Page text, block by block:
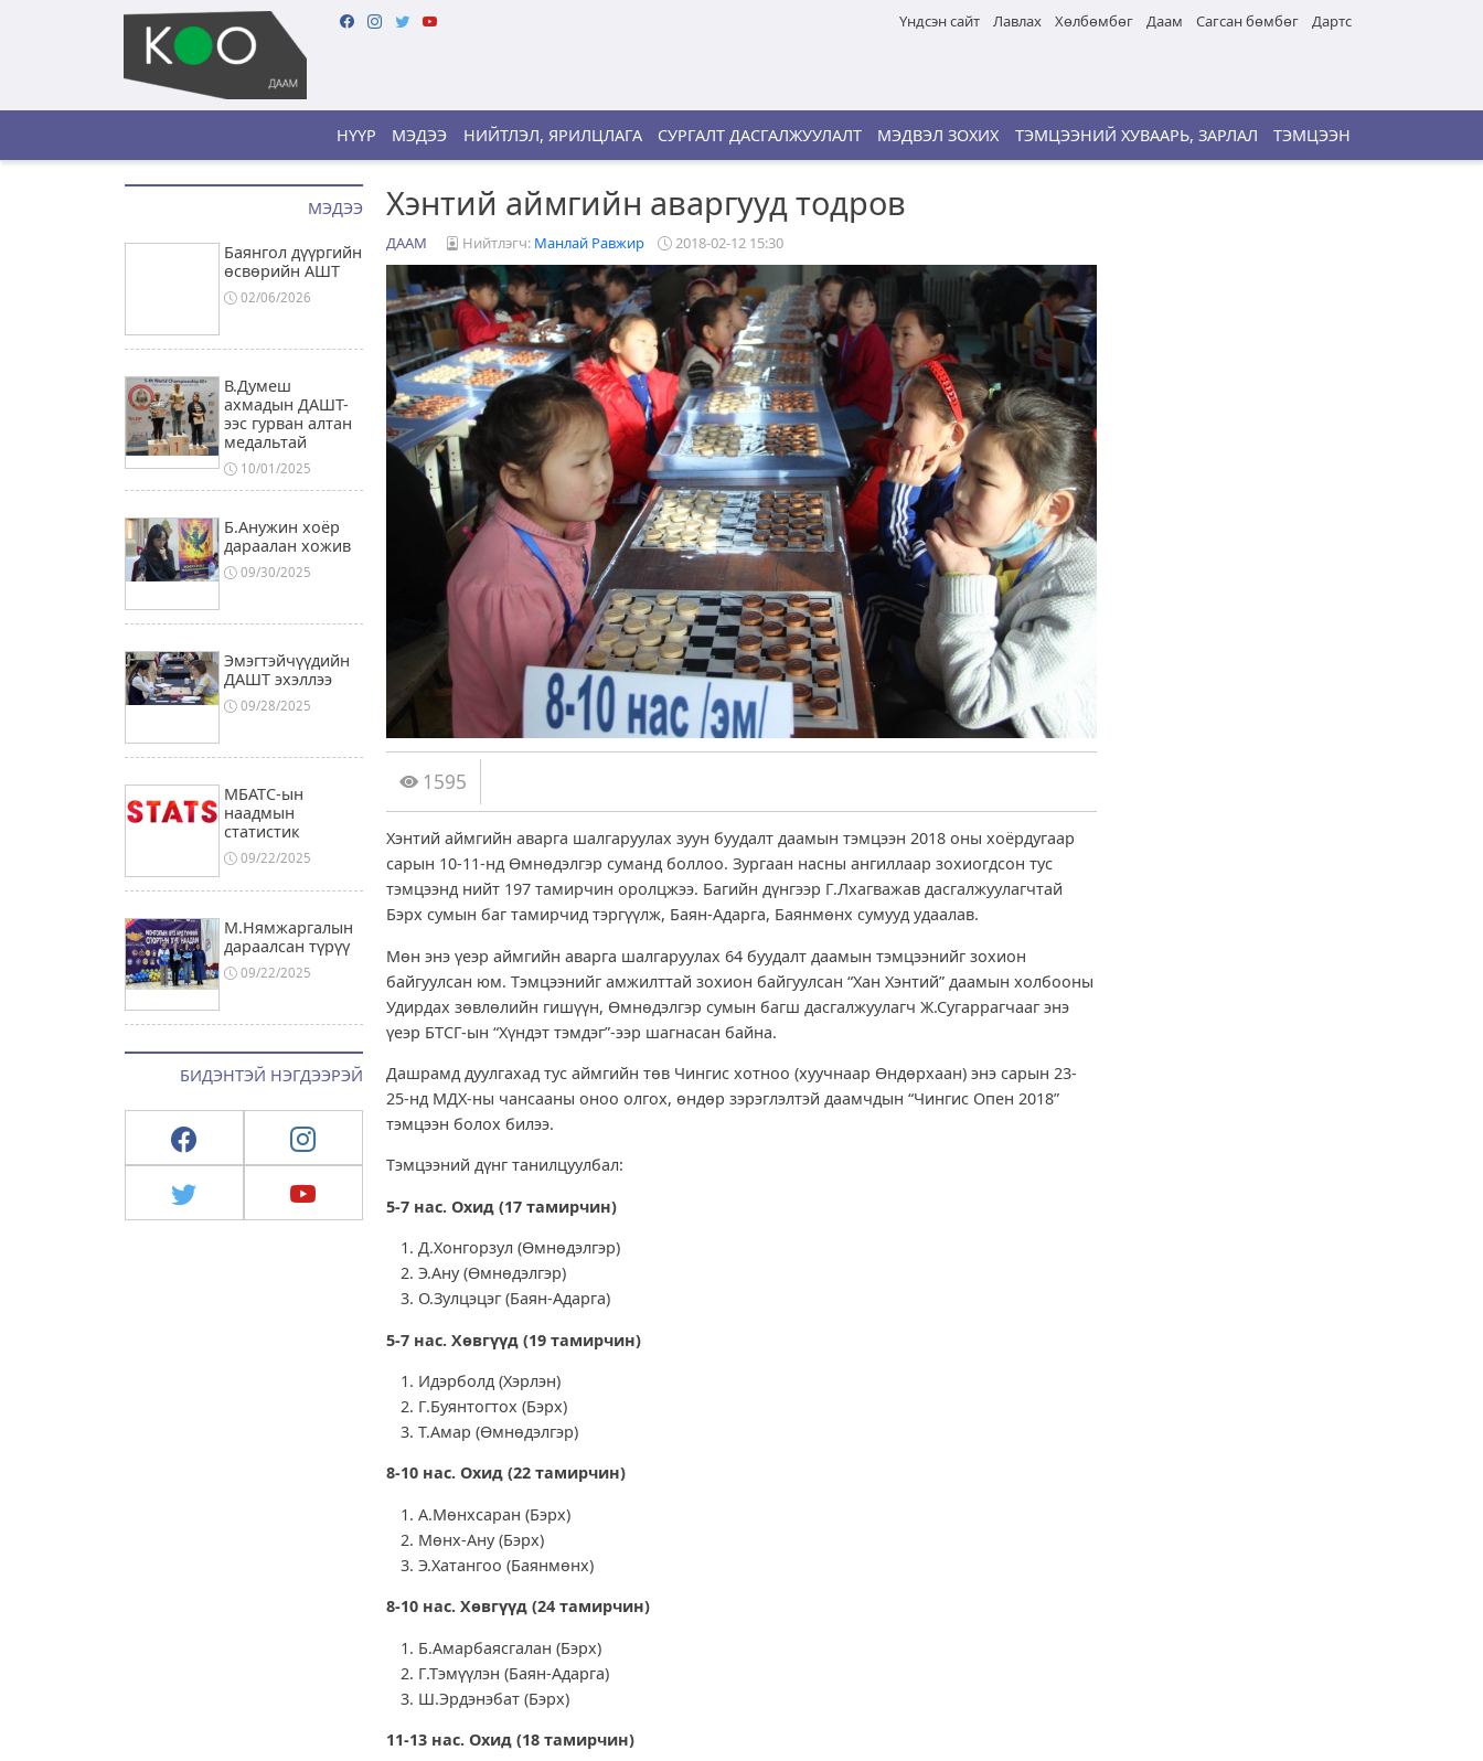
Үндсэн сайт Лавлах Хөлбөмбөг Даам Сагсан бөмбөг Дартс
НҮҮР МЭДЭЭ НИЙТЛЭЛ, ЯРИЛЦЛАГА СУРГАЛТ ДАСГАЛЖУУЛАЛТ МЭДВЭЛ ЗОХИХ ТЭМЦЭЭНИЙ ХУВААРЬ, ЗАРЛАЛ ТЭМЦЭЭН
МЭДЭЭ
Баянгол дүүргийн
өсвөрийн АШТ
02/06/2026
В.Думеш
ахмадын ДАШТ-
ээс гурван алтан
медальтай
10/01/2025
Б.Анужин хоёр
дараалан хожив
09/30/2025
Эмэгтэйчүүдийн
ДАШТ эхэллээ
09/28/2025
МБАТС-ын
наадмын
статистик
09/22/2025
М.Нямжаргалын
дараалсан түрүү
09/22/2025
БИДЭНТЭЙ НЭГДЭЭРЭЙ
Хэнтий аймгийн аваргууд тодров
ДААМ Нийтлэгч: Манлай Равжир 2018-02-12 15:30
1595
Хэнтий аймгийн аварга шалгаруулах зуун буудалт даамын тэмцээн 2018 оны хоёрдугаар
сарын 10-11-нд Өмнөдэлгэр суманд боллоо. Зургаан насны ангиллаар зохиогдсон тус
тэмцээнд нийт 197 тамирчин оролцжээ. Багийн дүнгээр Г.Лхагважав дасгалжуулагчтай
Бэрх сумын баг тамирчид тэргүүлж, Баян-Адарга, Баянмөнх сумууд удаалав.
Мөн энэ үеэр аймгийн аварга шалгаруулах 64 буудалт даамын тэмцээнийг зохион
байгуулсан юм. Тэмцээнийг амжилттай зохион байгуулсан “Хан Хэнтий” даамын холбооны
Удирдах зөвлөлийн гишүүн, Өмнөдэлгэр сумын багш дасгалжуулагч Ж.Сугаррагчааг энэ
үеэр БТСГ-ын “Хүндэт тэмдэг”-ээр шагнасан байна.
Дашрамд дуулгахад тус аймгийн төв Чингис хотноо (хуучнаар Өндөрхаан) энэ сарын 23-
25-нд МДХ-ны чансааны оноо олгох, өндөр зэрэглэлтэй даамчдын “Чингис Опен 2018”
тэмцээн болох билээ.
Тэмцээний дүнг танилцуулбал:
5-7 нас. Охид (17тамирчин)
Д.Хонгорзул (Өмнөдэлгэр)
Э.Ану (Өмнөдэлгэр)
О.Зулцэцэг (Баян-Адарга)
5-7 нас. Хөвгүүд (19 тамирчин)
Идэрболд (Хэрлэн)
Г.Буянтогтох (Бэрх)
Т.Амар (Өмнөдэлгэр)
8-10 нас. Охид (22 тамирчин)
А.Мөнхсаран (Бэрх)
Мөнх-Ану (Бэрх)
Э.Хатангоо (Баянмөнх)
8-10 нас. Хөвгүүд (24 тамирчин)
Б.Амарбаясгалан (Бэрх)
Г.Тэмүүлэн (Баян-Адарга)
Ш.Эрдэнэбат (Бэрх)
11-13 нас. Охид (18 тамирчин)